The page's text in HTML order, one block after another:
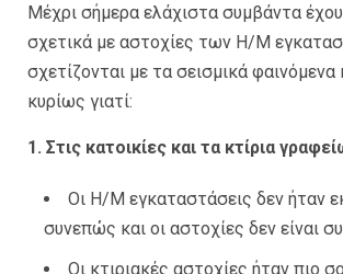
Μέχρι σήμερα ελάχιστα συμβάντα
σχετικά με αστοχίες των Η/Μ
σχετίζονται με τα σεισμικά φαινόμενα
κυρίως γιατί:
1. Στις κατοικίες και τα κτίρια
Οι Η/Μ εγκαταστάσεις δεν ήταν
συνεπώς και οι αστοχίες δεν είναι
Οι κτιριακές αστοχίες ήταν πιο